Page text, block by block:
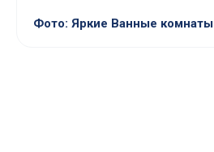
Фото: Яркие Ванные комнаты